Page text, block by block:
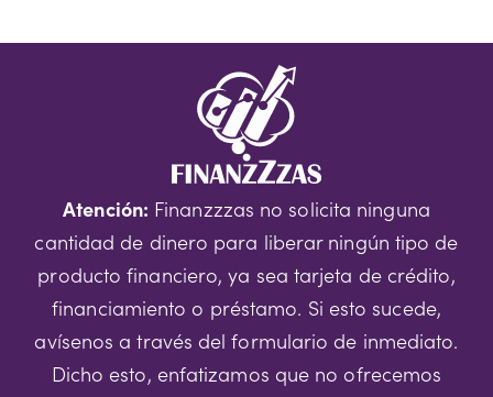
Atención: Finanzzzas no solicita ninguna
cantidad de dinero para liberar ningún tipo de
producto financiero, ya sea tarjeta de crédito,
financiamiento o préstamo. Si esto sucede,
avísenos a través del formulario de inmediato.
Dicho esto, enfatizamos que no ofrecemos